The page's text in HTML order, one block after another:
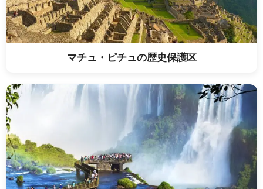
マチュ・ピチュの歴史保護区